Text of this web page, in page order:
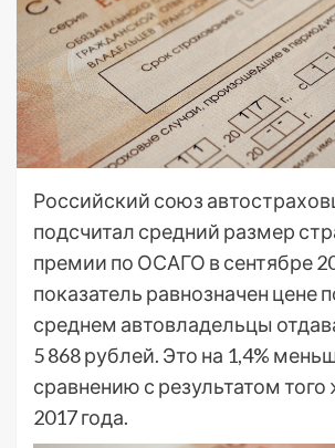
Российский союз
подсчитал средний размер
премии по ОСАГО в сентябре
показатель равнозначен цене
среднем автовладельцы
5 868 рублей. Это на 1,4%
сравнению с результатом
2017 года.